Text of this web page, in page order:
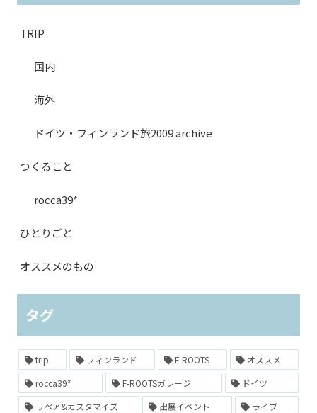
TRIP
国内
海外
ドイツ・フィンランド旅2009 archive
つくること
rocca39*
ひとりごと
オススメのもの
タグ
trip フィンランド F-ROOTS
オススメ
rocca39*
F-ROOTSガレージ
ドイツ
リペア&カスタマイズ
出展イベント
ライブ